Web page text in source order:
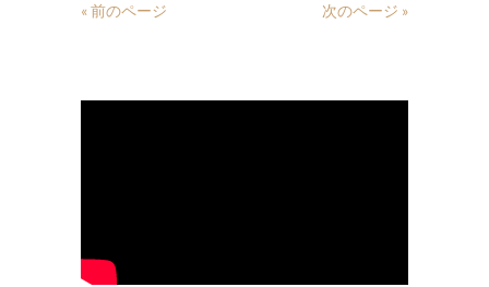
« 前のページ 次のページ »